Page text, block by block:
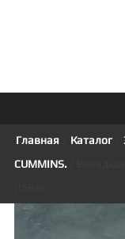
Главная Каталог/
CUMMINS./ Вкладыш